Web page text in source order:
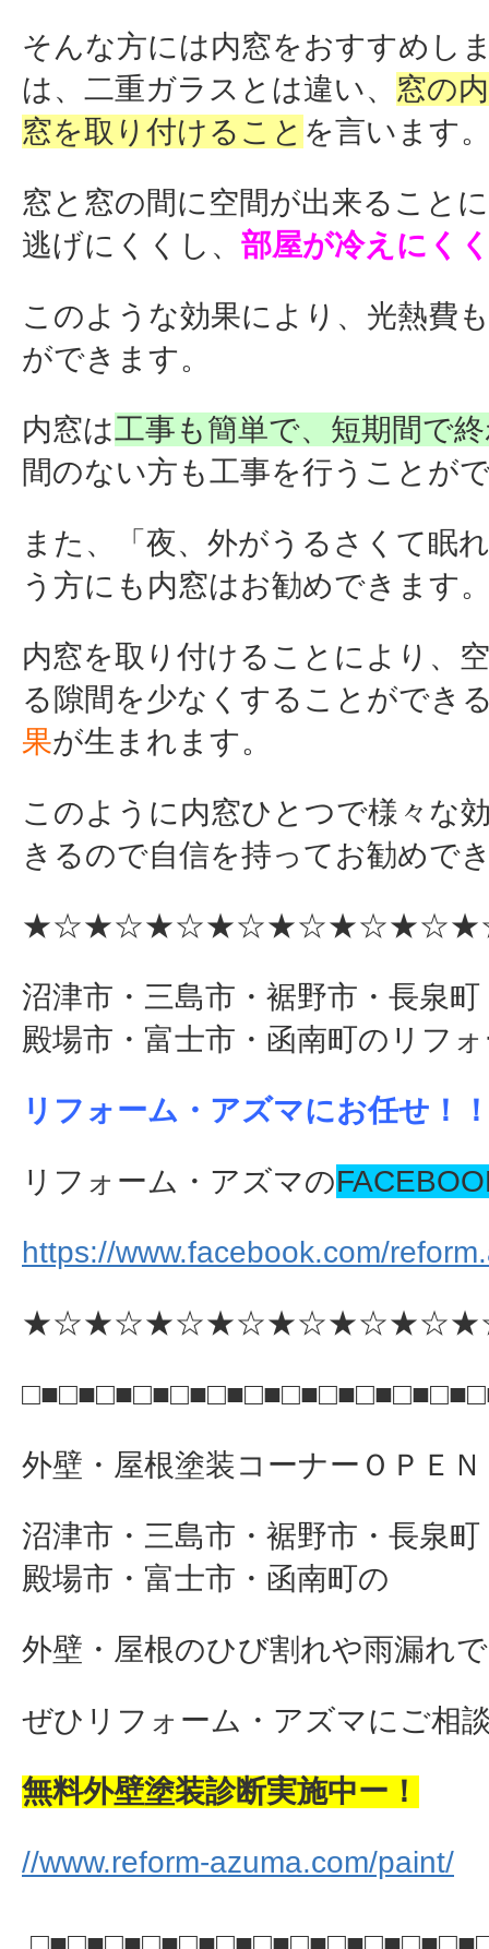
そんな方には内窓をおすすめし
は、二重ガラスとは違い、 窓の
窓を取り付けること を言います
窓と窓の間に空間が出来ること
逃げにくくし、 部屋が冷えにく
このような効果により、光熱費
ができます。
内窓は工事も簡単で、短期間で
間のない方も工事を行うことが
また、「夜、外がうるさくて眠
う方にも内窓はお勧めできます
内窓を取り付けることにより、
る隙間を少なくすることができ
果が生まれます。
このように内窓ひとつで様々な
きるので自信を持ってお勧めで
沼津市・三島市・裾野市・長泉
殿場市・富士市・函南町のリフ
リフォーム・アズマにお任せ！
リフォーム・アズマの
https://www.facebook.com/
外壁・屋根塗装コーナーＯＰＥ
沼津市・三島市・裾野市・長泉
殿場市・富士市・函南町の
外壁・屋根のひび割れや雨漏れ
ぜひリフォーム・アズマにご相
無料外壁塗装診断実施中ー！
//www.reform-azuma.com/paint/